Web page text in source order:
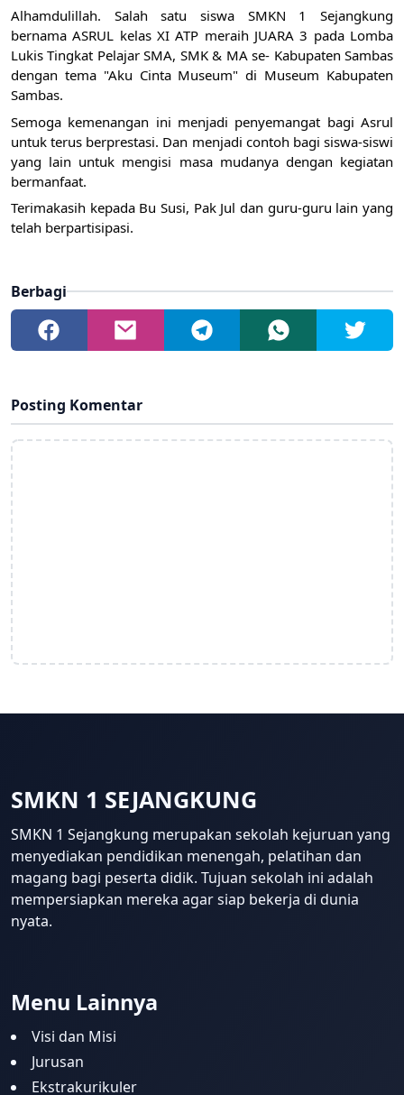
Alhamdulillah. Salah satu siswa SMKN 1 Sejangkung
bernama ASRUL kelas XI ATP meraih JUARA 3 pada Lomba
Lukis Tingkat Pelajar SMA, SMK & MA se- Kabupaten Sambas
dengan tema "Aku Cinta Museum" di Museum Kabupaten
Sambas.
Semoga kemenangan ini menjadi penyemangat bagi Asrul
untuk terus berprestasi. Dan menjadi contoh bagi siswa-siswi
yang lain untuk mengisi masa mudanya dengan kegiatan
bermanfaat.
Terimakasih kepada Bu Susi, Pak Jul dan guru-guru lain yang
telah berpartisipasi.
Berbagi
Posting Komentar
SMKN 1 SEJANGKUNG
SMKN 1 Sejangkung merupakan sekolah kejuruan yang
menyediakan pendidikan menengah, pelatihan dan
magang bagi peserta didik. Tujuan sekolah ini adalah
mempersiapkan mereka agar siap bekerja di dunia
nyata.
Menu Lainnya
Visi dan Misi
Jurusan
Ekstrakurikuler